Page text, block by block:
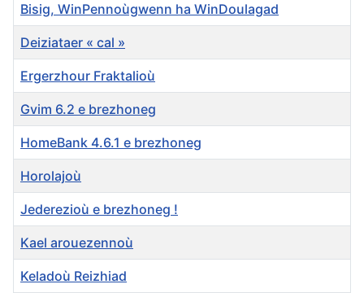
Bisig, WinPennoùgwenn ha WinDoulagad
Deiziataer « cal »
Ergerzhour Fraktalioù
Gvim 6.2 e brezhoneg
HomeBank 4.6.1 e brezhoneg
Horolajoù
Jederezioù e brezhoneg !
Kael arouezennoù
Keladoù Reizhiad